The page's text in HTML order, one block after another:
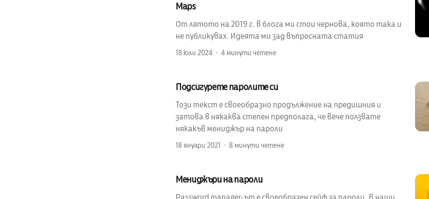
Maps
От лятото на 2019 г. в блога ми стои чернова, която така и
не публикувах. Идеята ми зад въпросната статия
18 юли 2024 4 минути четене
Подсигурете паролите си
Този текст е своеобразно продължение на предишния и
затова в някаква степен предполага, че вече ползвате
някакъв мениджър на пароли
18 януари 2021 8 минути четене
Мениджъри на пароли